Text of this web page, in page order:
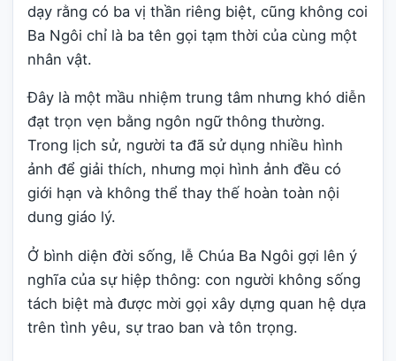
dạy rằng có ba vị thần riêng biệt, cũng không coi
Ba Ngôi chỉ là ba tên gọi tạm thời của cùng một
nhân vật.
Đây là một mầu nhiệm trung tâm nhưng khó diễn
đạt trọn vẹn bằng ngôn ngữ thông thường.
Trong lịch sử, người ta đã sử dụng nhiều hình
ảnh để giải thích, nhưng mọi hình ảnh đều có
giới hạn và không thể thay thế hoàn toàn nội
dung giáo lý.
Ở bình diện đời sống, lễ Chúa Ba Ngôi gợi lên ý
nghĩa của sự hiệp thông: con người không sống
tách biệt mà được mời gọi xây dựng quan hệ dựa
trên tình yêu, sự trao ban và tôn trọng.